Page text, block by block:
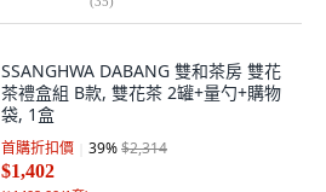
SSANGHWA DABANG 雙和茶房 雙花
茶禮盒組 B款, 雙花茶 2罐+量勺+購物
袋, 1盒
首購折扣價 39%$2,314
$1,402